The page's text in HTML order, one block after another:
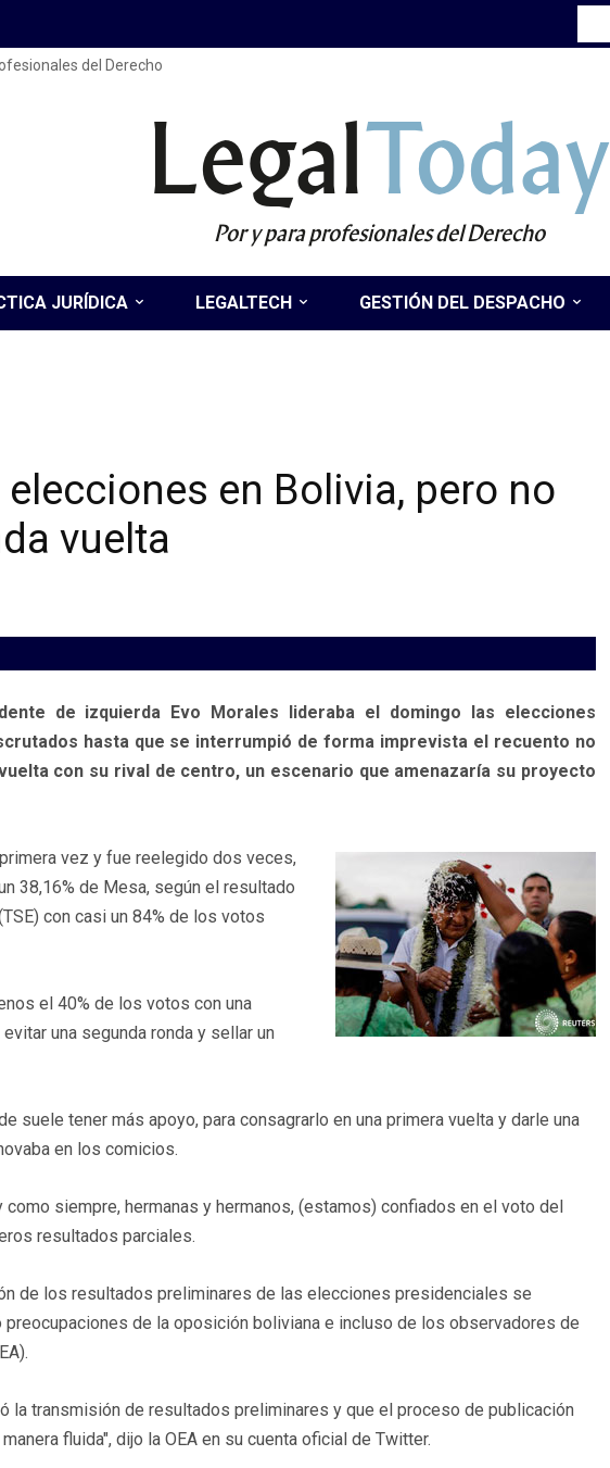
del Derecho
LegalToday
Por y para profesionales del Derecho
JURÍDICA LEGALTECH GESTIÓN DEL DESPACHO
en Bolivia, pero no
vuelta
de izquierda Evo Morales lideraba el domingo las elecciones
hasta que se interrumpió de forma imprevista el recuento no
con su rival de centro, un escenario que amenazaría su proyecto
vez y fue reelegido dos veces,
38,16% de Mesa, según el resultado
con casi un 84% de los votos
el 40% de los votos con una
una segunda ronda y sellar un
suele tener más apoyo, para consagrarlo en una primera vuelta y darle una
en los comicios.
siempre, hermanas y hermanos, (estamos) confiados en el voto del
resultados parciales.
de los resultados preliminares de las elecciones presidenciales se
de la oposición boliviana e incluso de los observadores de
la transmisión de resultados preliminares y que el proceso de publicación
fluida", dijo la OEA en su cuenta oficial de Twitter.